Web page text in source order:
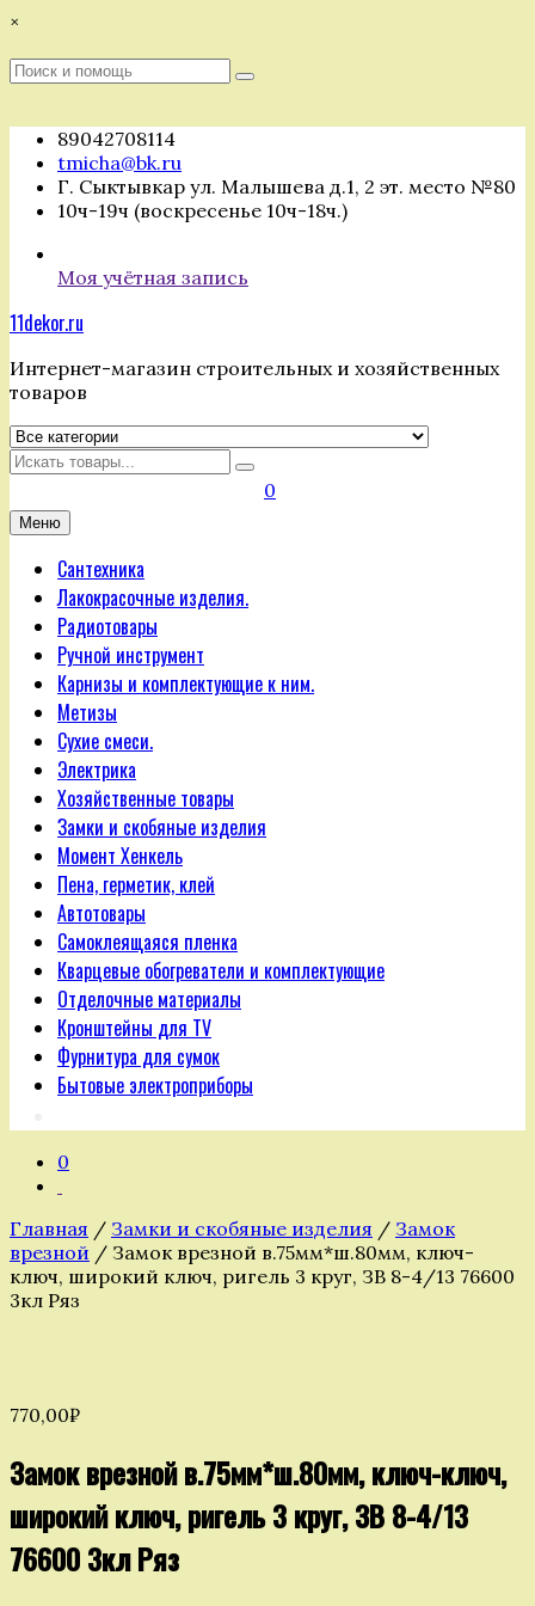
Перейти
содержимому
×
Поиск
Поиск
89042708114
tmicha@bk.ru
Г. Сыктывкар ул. Малышева д.1, 2 эт. место №80
10ч-19ч (воскресенье 10ч-18ч.)
Моя учётная запись
11dekor.ru
Интернет-магазин строительных и хозяйственных
товаров
Искать
0
Меню
Сантехника
Лакокрасочные изделия.
Радиотовары
Ручной инструмент
Карнизы и комплектующие к ним.
Метизы
Сухие смеси.
Электрика
Хозяйственные товары
Замки и скобяные изделия
Момент Хенкель
Пена, герметик, клей
Автотовары
Самоклеящаяся пленка
Кварцевые обогреватели и комплектующие
Отделочные материалы
Кронштейны для TV
Фурнитура для сумок
Бытовые электроприборы
0
Главная / Замки и скобяные изделия / Замок
врезной / Замок врезной в.75мм*ш.80мм, ключ-
ключ, широкий ключ, ригель 3 круг, ЗВ 8-4/13 76600
3кл Ряз
770,00₽
Замок врезной в.75мм*ш.80мм, ключ-ключ,
широкий ключ, ригель 3 круг, ЗВ 8-4/13
76600 3кл Ряз